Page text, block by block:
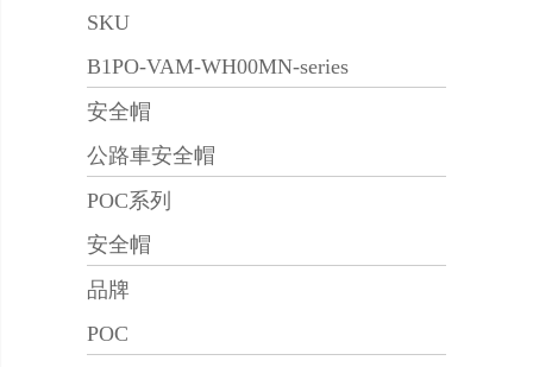
SKU
B1PO-VAM-WH00MN-series
安全帽
公路車安全帽
POC系列
安全帽
品牌
POC